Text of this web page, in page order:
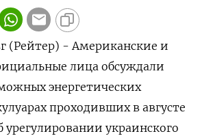
(Рейтер) - Американские и
лица обсуждали
энергетических
проходивших в августе
урегулировании украинского